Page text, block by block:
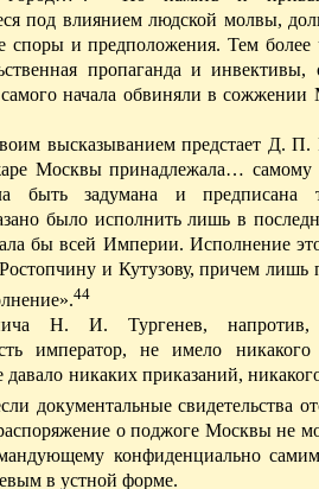
под влиянием людской молвы,
споры и предположения. Тем
пропаганда и
начала обвиняли в
высказыванием предстает Д.
Москвы принадлежала… самому
быть задумана и предписана
было исполнить лишь в
бы всей Империи. Исполнение
и Кутузову, причем
44
Н. И. Тургенев, напротив,
император, не имело
никаких приказаний,
документальные свидетельства
о поджоге Москвы не
конфиденциально
в устной форме.